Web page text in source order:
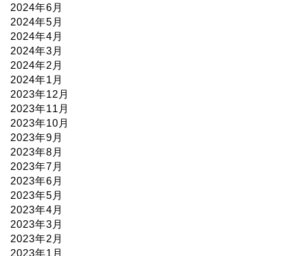
2024年6月
2024年5月
2024年4月
2024年3月
2024年2月
2024年1月
2023年12月
2023年11月
2023年10月
2023年9月
2023年8月
2023年7月
2023年6月
2023年5月
2023年4月
2023年3月
2023年2月
2023年1月